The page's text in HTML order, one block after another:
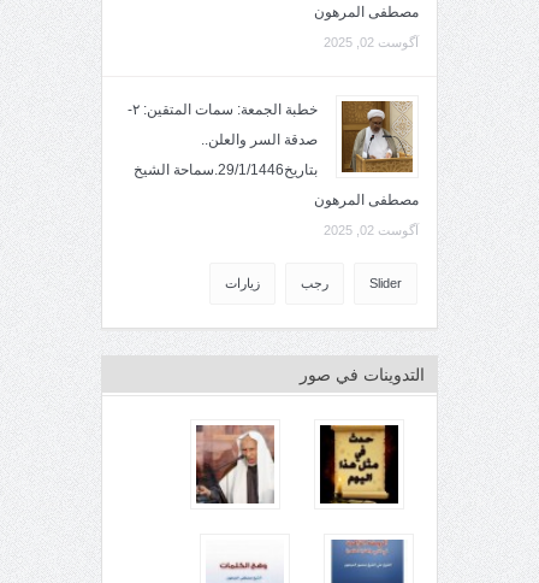
مصطفى المرهون
آگوست 02, 2025
خطبة الجمعة: سمات المتقين: ٢-
صدقة السر والعلن..
بتاريخ29/1/1446.سماحة الشيخ
مصطفى المرهون
آگوست 02, 2025
Slider رجب زيارات
التدوينات في صور